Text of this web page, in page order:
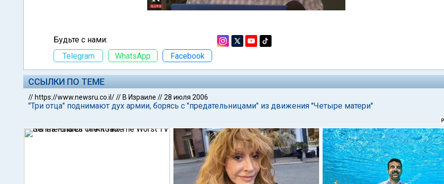
Будьте с нами:
Telegram
WhatsApp Facebook
ССЫЛКИ ПО ТЕМЕ
// https://www.newsru.co.il/// В Израиле //28 июля 2006
"Три отца" поднимают дух армии, борясь с "предательницами" из движения "Четыре матери"